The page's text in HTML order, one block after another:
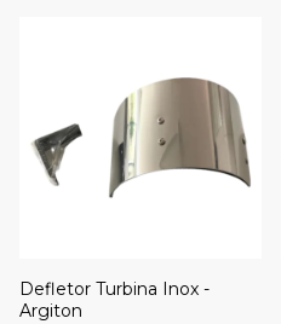
Defletor Turbina Inox -
Argiton